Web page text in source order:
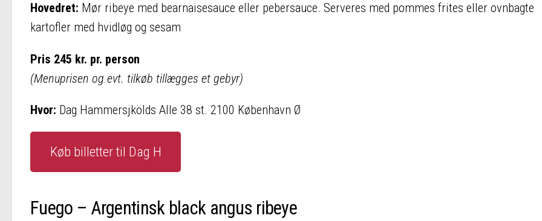
Hovedret: Mør ribeye med bearnaisesauce eller pebersauce. Serveres med pommes frites eller ovnbagte
kartofler med hvidløg og sesam
Pris 245 kr. pr. person
(Menuprisen og evt. tilkøb tillægges et gebyr)
Hvor: Dag Hammersjkölds Alle 38 st. 2100 København Ø
Køb billetter til Dag H
Fuego – Argentinsk black angus ribeye